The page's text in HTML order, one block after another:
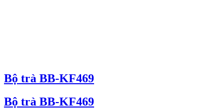
Bộ trà BB-KF469
Bộ trà BB-KF469